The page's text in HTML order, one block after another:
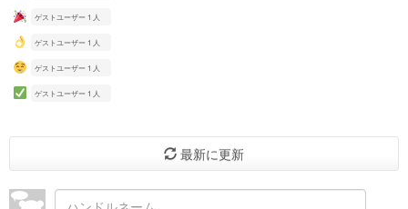
ゲストユーザー 1 人
ゲストユーザー 1 人
ゲストユーザー 1 人
ゲストユーザー 1 人
最新に更新